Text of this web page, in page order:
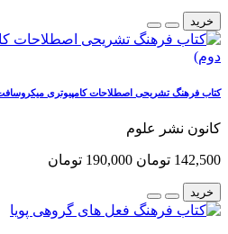
خرید
کتاب فرهنگ تشریحی اصطلاحات کامپیوتری
کانون نشر علوم
142,500 تومان 190,000 تومان
خرید